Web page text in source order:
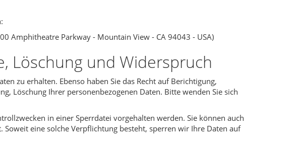
Amphitheatre Parkway - Mountain View - CA 94043 - USA)
Löschung und Widerspruch
zu erhalten. Ebenso haben Sie das Recht auf Berichtigung,
Löschung Ihrer personenbezogenen Daten. Bitte wenden Sie sich
in einer Sperrdatei vorgehalten werden. Sie können auch
eine solche Verpflichtung besteht, sperren wir Ihre Daten auf